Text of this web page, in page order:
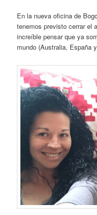
En la nueva oficina de
tenemos previsto cerrar el
increíble pensar que ya
mundo (Australia, España